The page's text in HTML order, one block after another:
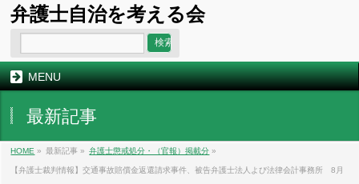
弁護士自治を考える会
MENU
最新記事
HOME » 最新記事 » 弁護士懲戒処分・（官報）掲載分 »
【弁護士裁判情報】交通事故賠償金返還請求事件、被告弁護士法人よび法律会計事務所 8月